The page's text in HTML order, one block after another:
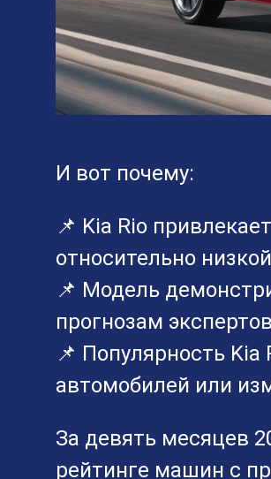
И вот почему:
📌 Kia Rio
относительно
📌 Модель
прогнозам
📌 Популярность
автомобилей или
За девять месяцев
рейтинге машин с